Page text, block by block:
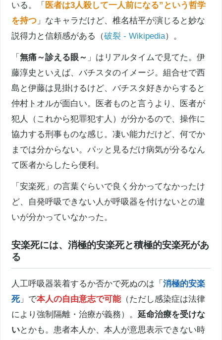
いる。「 医者は3人殺して一人前になる”という哲学
を持つ 」なキャラだけど、椎名桔平が演じると妙な
説得力と信頼感がある（破裂 - Wikipedia）。
「無痛～診える眼～ 」はリアルタイムで見てた。伊
藤淳史 といえば、バチスタのイメージ。組合せで西
島と伊藤は見掛けるけど、バチスタ好きからすると
仲村トオルが面白い。医者ものと言うより、医者が
犯人（これから犯罪犯す人）が分かるので、操作に
協力する刑事ものな感じ。凄い能力だけど、何でか
までは分からない。パッと見るだけ病気が分るなん
て医者からしたら便利。
「安楽死 」の言葉ぐらいで良く分かってなかったけ
ど、自発呼吸できない人が呼吸器を付けないとの違
いが分かっていなかった。
安楽死には、消極的安楽死と積極的安楽死があ
る
人工呼吸器装着するか否かで死ぬのは「消極的安楽
死」で本人の自由意志で可能（ただし感染症は法律
により強制隔離・治療が義務）。延命治療を受けな
いとかも。患者本人か、本人が意思表示できない時